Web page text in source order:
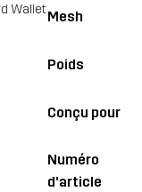
WalletMesh
Poids
Conçu pour
Numéro
d'article